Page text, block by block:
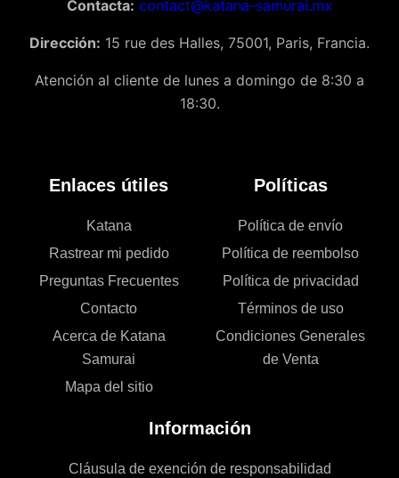
Contacta: contact@katana-samurai.mx
Dirección: 15 rue des Halles, 75001, Paris, Francia.
Atención al cliente de lunes a domingo de 8:30 a
18:30.
Enlaces útiles
Katana
Rastrear mi pedido
Preguntas Frecuentes
Contacto
Acerca de Katana
Samurai
Mapa del sitio
Políticas
Política de envío
Política de reembolso
Política de privacidad
Términos de uso
Condiciones Generales
de Venta
Información
Cláusula de exención de responsabilidad